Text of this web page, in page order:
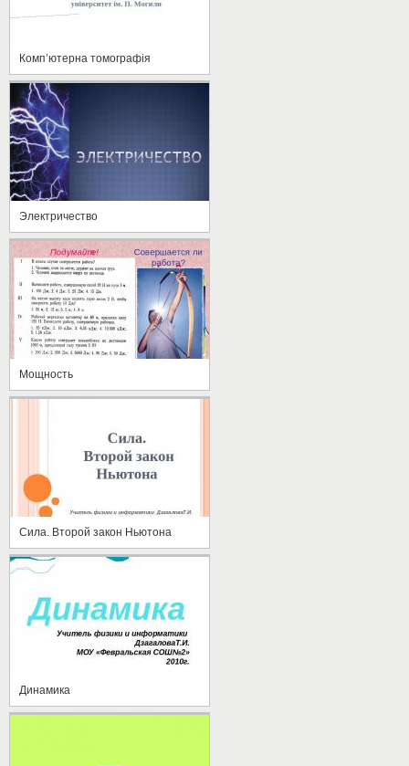
Комп’ютерна томографія
Электричество
Мощность
Сила. Второй закон Ньютона
Динамика